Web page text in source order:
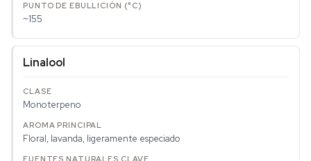
~155
Linalool
Monoterpeno
Floral, lavanda, ligeramente especiado